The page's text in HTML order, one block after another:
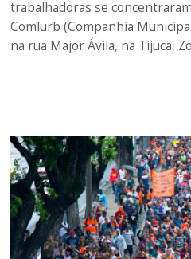
trabalhadoras se
Comlurb (Companhia
na rua Major Ávila, na Tijuca,